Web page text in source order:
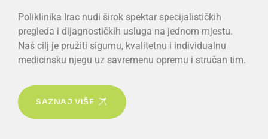
Poliklinika Irac nudi širok spektar specijalističkih
pregleda i dijagnostičkih usluga na jednom mjestu.
Naš cilj je pružiti sigurnu, kvalitetnu i individualnu
medicinsku njegu uz savremenu opremu i stručan tim.
SAZNAJ VIŠE